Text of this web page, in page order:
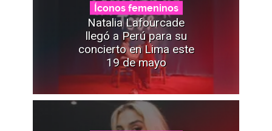
Íconos femeninos
Natalia Lafourcade
llegó a Perú para su
concierto en Lima este
19 de mayo